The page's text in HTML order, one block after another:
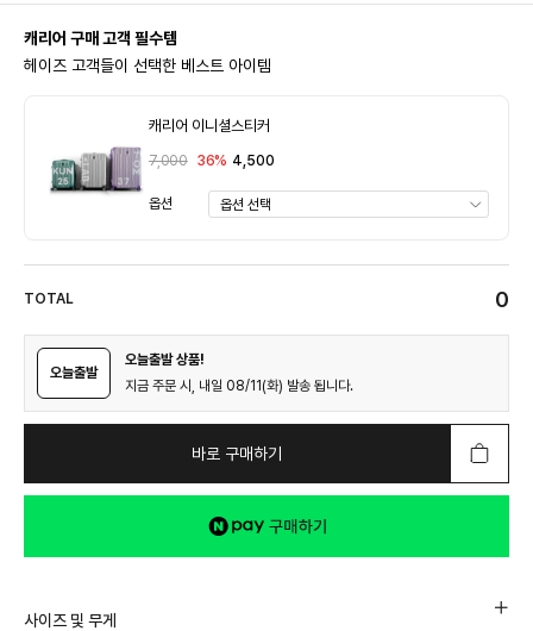
캐리어 구매 고객 필수템
헤이즈 고객들이 선택한 베스트 아이템
캐리어 이니셜스티커
7,000 36% 4,500
옵션
TOTAL 0
오늘출발
오늘출발 상품!
지금 주문 시, 내일 08/11(화) 발송 됩니다.
바로 구매하기
사이즈 및 무게